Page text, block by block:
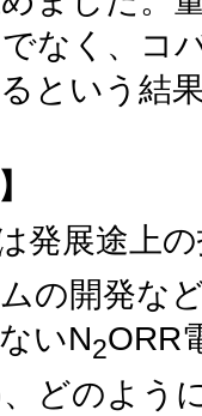
なく、コ
という結
発展途上
の開発な
いN2ORR
どのよう